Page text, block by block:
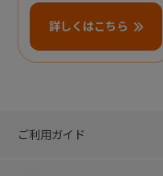
詳しくはこちら
ご利用ガイド